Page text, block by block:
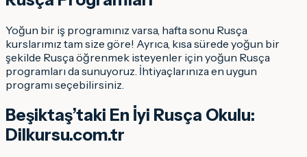
Yoğun bir iş programınız varsa, hafta sonu Rusça
kurslarımız tam size göre! Ayrıca, kısa sürede yoğun bir
şekilde Rusça öğrenmek isteyenler için yoğun Rusça
programları da sunuyoruz. İhtiyaçlarınıza en uygun
programı seçebilirsiniz.
Beşiktaş’taki En İyi Rusça Okulu:
Dilkursu.com.tr